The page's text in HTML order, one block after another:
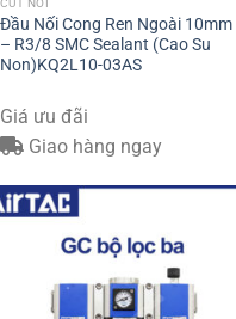
CÚT NỐI
Đầu Nối Cong Ren Ngoài 10mm
– R3/8 SMC Sealant (Cao Su
Non)KQ2L10-03AS
Giá ưu đãi
Giao hàng ngay